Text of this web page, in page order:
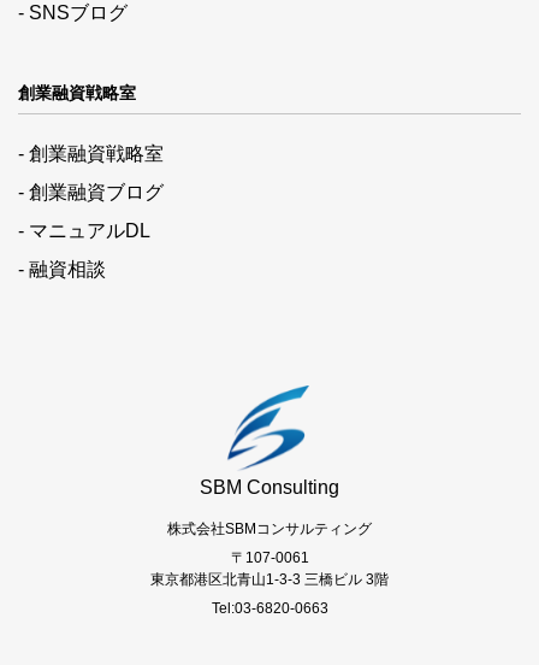
- SNSブログ
創業融資戦略室
- 創業融資戦略室
- 創業融資ブログ
- マニュアルDL
- 融資相談
SBM Consulting
株式会社SBMコンサルティング
〒107-0061
東京都港区北青山1-3-3 三橋ビル 3階
Tel:03-6820-0663